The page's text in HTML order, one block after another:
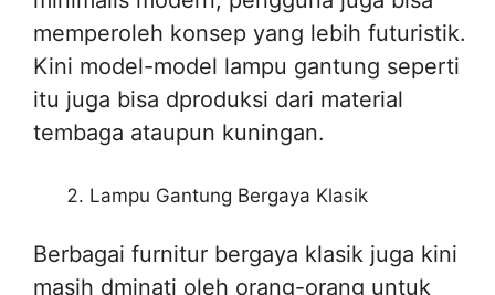
memperoleh konsep yang lebih futuristik.
Kini model-model lampu gantung seperti
itu juga bisa dproduksi dari material
tembaga ataupun kuningan.
Lampu Gantung Bergaya Klasik
Berbagai furnitur bergaya klasik juga kini
masih dminati oleh orang-orang untuk